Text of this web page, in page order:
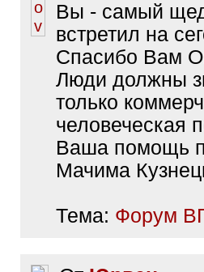
Вы - самый
встретил на
Спасибо Вам
Люди должны
только
человеческая
Ваша помощь
Мачима
Тема: Форум